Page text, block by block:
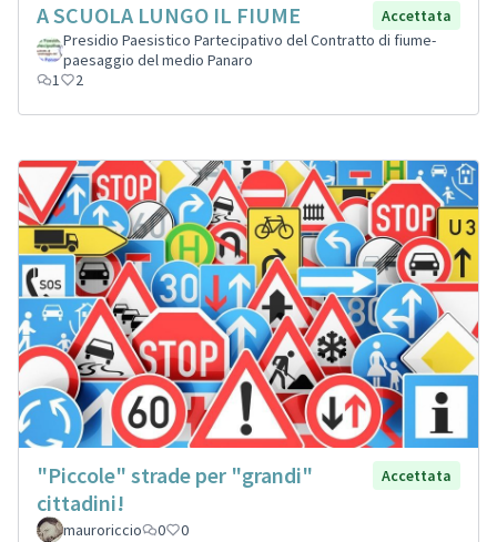
A SCUOLA LUNGO IL FIUME
Accettata
Presidio Paesistico Partecipativo del Contratto di fiume-
paesaggio del medio Panaro
1
2
"Piccole" strade per "grandi"
cittadini!
Accettata
mauroriccio 0 0